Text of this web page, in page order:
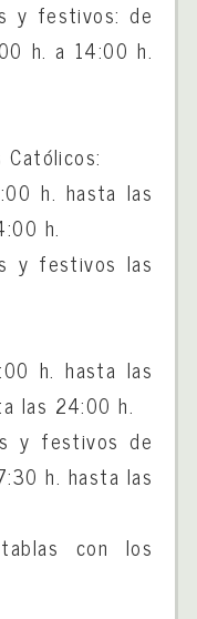
y festivos: de
h. a 14:00 h.
Católicos:
h. hasta las
h.
y festivos las
h. hasta las
las 24:00 h.
y festivos de
h. hasta las
con los